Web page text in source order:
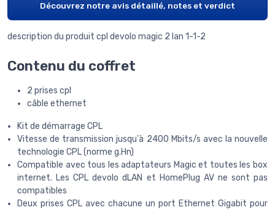
Découvrez notre avis détaillé, notes et verdict
description du produit cpl devolo magic 2 lan 1-1-2
Contenu du coffret
2 prises cpl
câble ethernet
Kit de démarrage CPL
Vitesse de transmission jusqu'à 2400 Mbits/s avec la nouvelle
technologie CPL (norme g.Hn)
Compatible avec tous les adaptateurs Magic et toutes les box
internet. Les CPL devolo dLAN et HomePlug AV ne sont pas
compatibles
Deux prises CPL avec chacune un port Ethernet Gigabit pour